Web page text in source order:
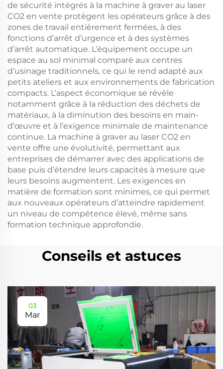
de sécurité intégrés à la machine à graver au laser
CO2 en vente protègent les opérateurs grâce à des
zones de travail entièrement fermées, à des
fonctions d’arrêt d’urgence et à des systèmes
d’arrêt automatique. L’équipement occupe un
espace au sol minimal comparé aux centres
d’usinage traditionnels, ce qui le rend adapté aux
petits ateliers et aux environnements de fabrication
compacts. L’aspect économique se révèle
notamment grâce à la réduction des déchets de
matériaux, à la diminution des besoins en main-
d’œuvre et à l’exigence minimale de maintenance
continue. La machine à graver au laser CO2 en
vente offre une évolutivité, permettant aux
entreprises de démarrer avec des applications de
base puis d’étendre leurs capacités à mesure que
leurs besoins augmentent. Les exigences en
matière de formation sont minimes, ce qui permet
aux nouveaux opérateurs d’atteindre rapidement
un niveau de compétence élevé, même sans
formation technique approfondie.
Conseils et astuces
03
Mar